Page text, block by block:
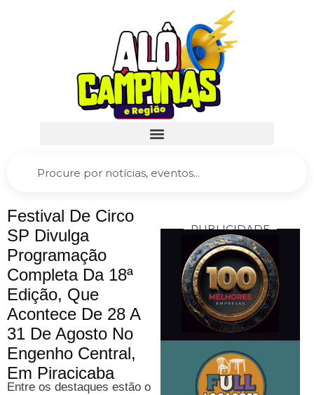
Festival De Circo
SP Divulga
Programação
Completa Da 18ª
Edição, Que
Acontece De 28 A
31 De Agosto No
Engenho Central,
Em Piracicaba
Entre os destaques estão o
PUBLICIDADE